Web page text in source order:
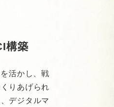
構築
活かし、戦
りあげられ
デジタルマ